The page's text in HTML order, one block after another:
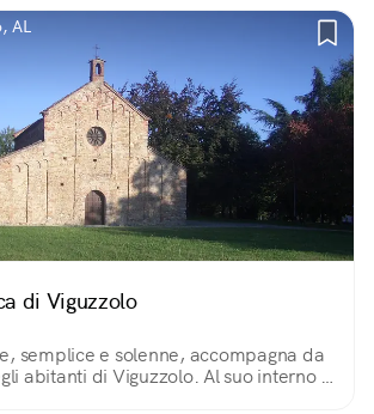
AL
di Viguzzolo
semplice e solenne, accompagna da
abitanti di Viguzzolo. Al suo interno ci